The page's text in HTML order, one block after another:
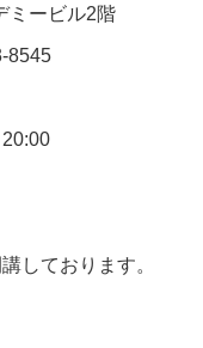
ミービル2階
8545
しております。